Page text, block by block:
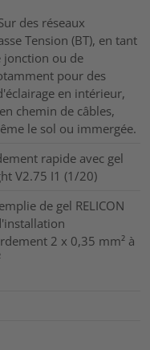
des réseaux
Tension (BT), en tant
jonction ou de
pour des
en intérieur,
chemin de câbles,
le sol ou immergée.
rapide avec gel
V2.75 I1 (1/20)
de gel RELICON
2 x 0,35 mm² à